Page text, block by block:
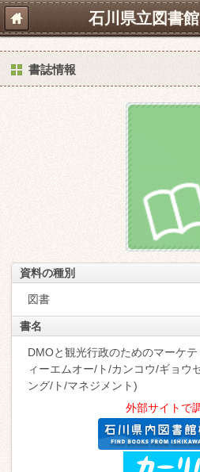
石川県立図書館
書誌情報
資料の種別
図書
書名
DMOと観光行政のためのマーケ
ィーエムオー/ト/カンコウ/ギョウ
ング/ト/マネジメント)
外部サイトで